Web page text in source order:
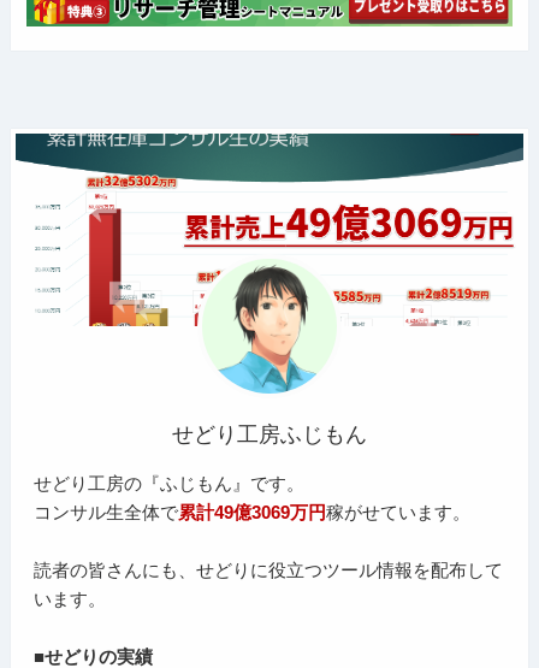
せどり工房ふじもん
せどり工房の『ふじもん』です。
コンサル生全体で累計49億3069万円稼がせています。
読者の皆さんにも、せどりに役立つツール情報を配布して
います。
■せどりの実績